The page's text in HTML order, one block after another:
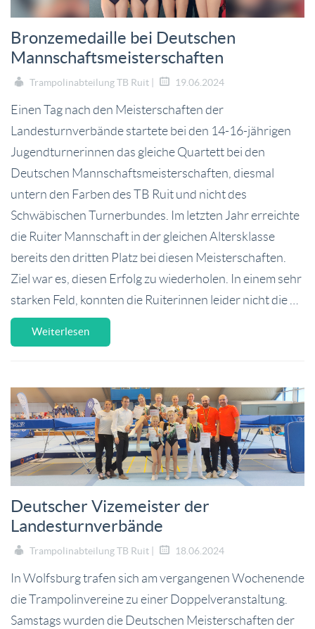
Bronzemedaille bei Deutschen
Mannschaftsmeisterschaften
Trampolinabteilung TB Ruit | 19.06.2024
Einen Tag nach den Meisterschaften der
Landesturnverbände startete bei den 14-16-jährigen
Jugendturnerinnen das gleiche Quartett bei den
Deutschen Mannschaftsmeisterschaften, diesmal
untern den Farben des TB Ruit und nicht des
Schwäbischen Turnerbundes. Im letzten Jahr erreichte
die Ruiter Mannschaft in der gleichen Altersklasse
bereits den dritten Platz bei diesen Meisterschaften.
Ziel war es, diesen Erfolg zu wiederholen. In einem sehr
starken Feld, konnten die Ruiterinnen leider nicht die …
Weiterlesen
Deutscher Vizemeister der
Landesturnverbände
Trampolinabteilung TB Ruit | 18.06.2024
In Wolfsburg trafen sich am vergangenen Wochenende
die Trampolinvereine zu einer Doppelveranstaltung.
Samstags wurden die Deutschen Meisterschaften der